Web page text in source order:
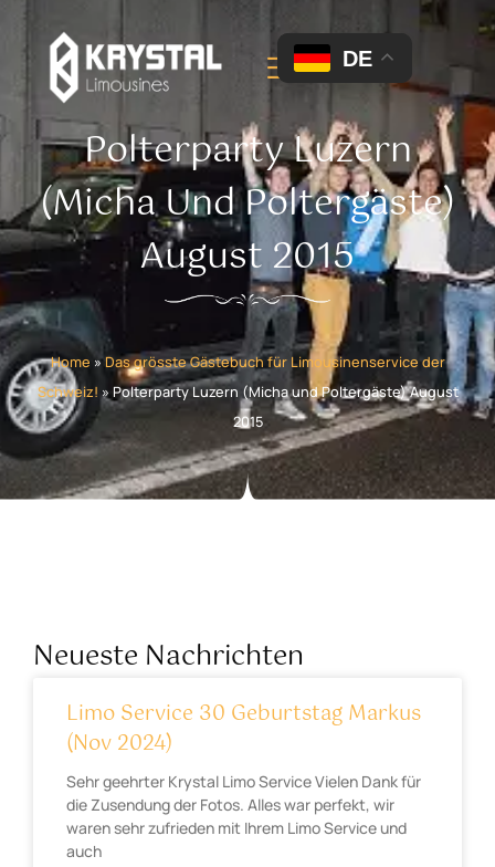
Polterparty Luzern
(Micha Und Poltergäste)
August 2015
Home »Das grösste Gästebuch für Limousinenservice der
Schweiz! » Polterparty Luzern (Micha und Poltergäste) August
2015
Neueste Nachrichten
Limo Service 30 Geburtstag Markus
(Nov 2024)
Sehr geehrter Krystal Limo Service Vielen Dank für
die Zusendung der Fotos. Alles war perfekt, wir
waren sehr zufrieden mit Ihrem Limo Service und
auch
DE